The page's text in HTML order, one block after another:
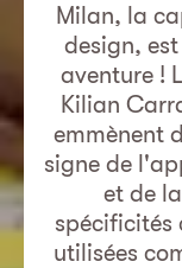
Milan, la
design,
aventure !
Kilian
emmènent
signe de
et de
spécificités
utilisées